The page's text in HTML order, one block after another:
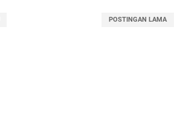
POSTINGAN LAMA